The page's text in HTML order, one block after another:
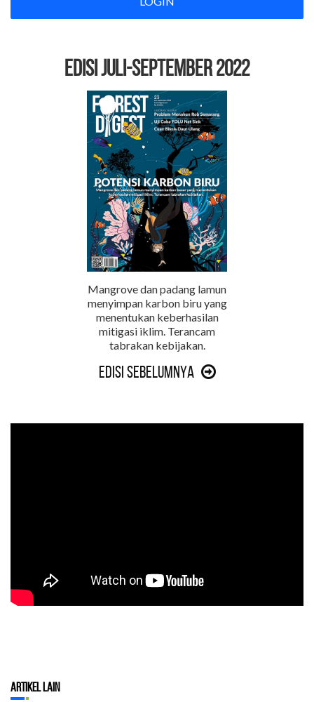
EDISI Juli-September 2022
Mangrove dan padang lamun
menyimpan karbon biru yang
menentukan keberhasilan
mitigasi iklim. Terancam
tabrakan kebijakan.
Edisi Sebelumnya
Artikel Lain